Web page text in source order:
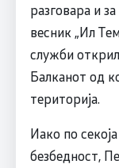
разговара и
весник „Ил
служби
Балканот од
територија.
Иако по
безбедност,